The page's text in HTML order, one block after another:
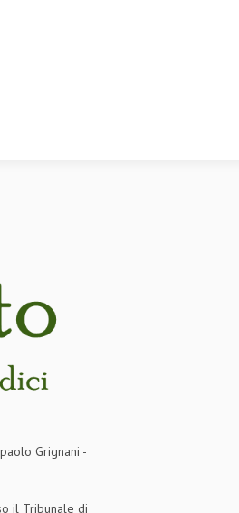
Grignani -
il Tribunale di